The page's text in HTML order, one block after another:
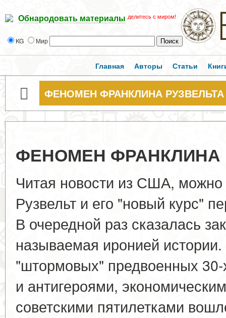
Обнародовать материалы делитесь с миром!
KG Мир
Главная Авторы Статьи
ФЕНОМЕН ФРАНКЛИНА РУЗВЕЛЬТА
ФЕНОМЕН ФРАНКЛИНА
Читая новости из США,
Рузвельт и его "новый курс"
В очередной раз сказалась
называемая иронией
"штормовых" предвоенных 30-
и антигероями,
советскими пятилетками